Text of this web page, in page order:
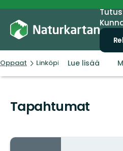
Oppaat Linköpings kommun
Lue lisää
Tapahtumat